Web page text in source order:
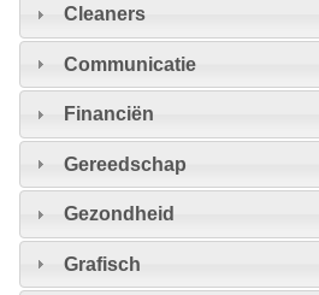
Cleaners
Communicatie
Financiën
Gereedschap
Gezondheid
Grafisch